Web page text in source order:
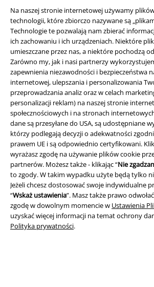
Na naszej stronie internetowej używamy
technologii, które zbiorczo nazywane są
Technologie te pozwalają nam zbierać
ich zachowaniu i ich urządzeniach. Niektóre
umieszczane przez nas, a niektóre pochodzą
Zarówno my, jak i nasi partnerzy
zapewnienia niezawodności i bezpieczeństwa
internetowej, ulepszania i personalizowania
przeprowadzania analiz oraz w celach
personalizacji reklam) na naszej stronie
społecznościowych i na stronach
dane są przesyłane do USA, są udostępniane
którzy podlegają decyzji o adekwatności
prawem UE i są odpowiednio certyfikowani.
wyrażasz zgodę na używanie plików cookie
partnerów. Możesz także - klikając “Nie
to zgody. W takim wypadku użyte będą tylko
Jeżeli chcesz dostosować swoje indywidualne
“Wskaż ustawienia”. Masz także prawo
zgodę w dowolnym momencie w Ustawienia
uzyskać więcej informacji na temat ochrony
Polityka prywatności.
Aplikację EMP
Ściągnij nową aplikację EMP - ZA DARMO - i
funkcji!
A Warner Music Group